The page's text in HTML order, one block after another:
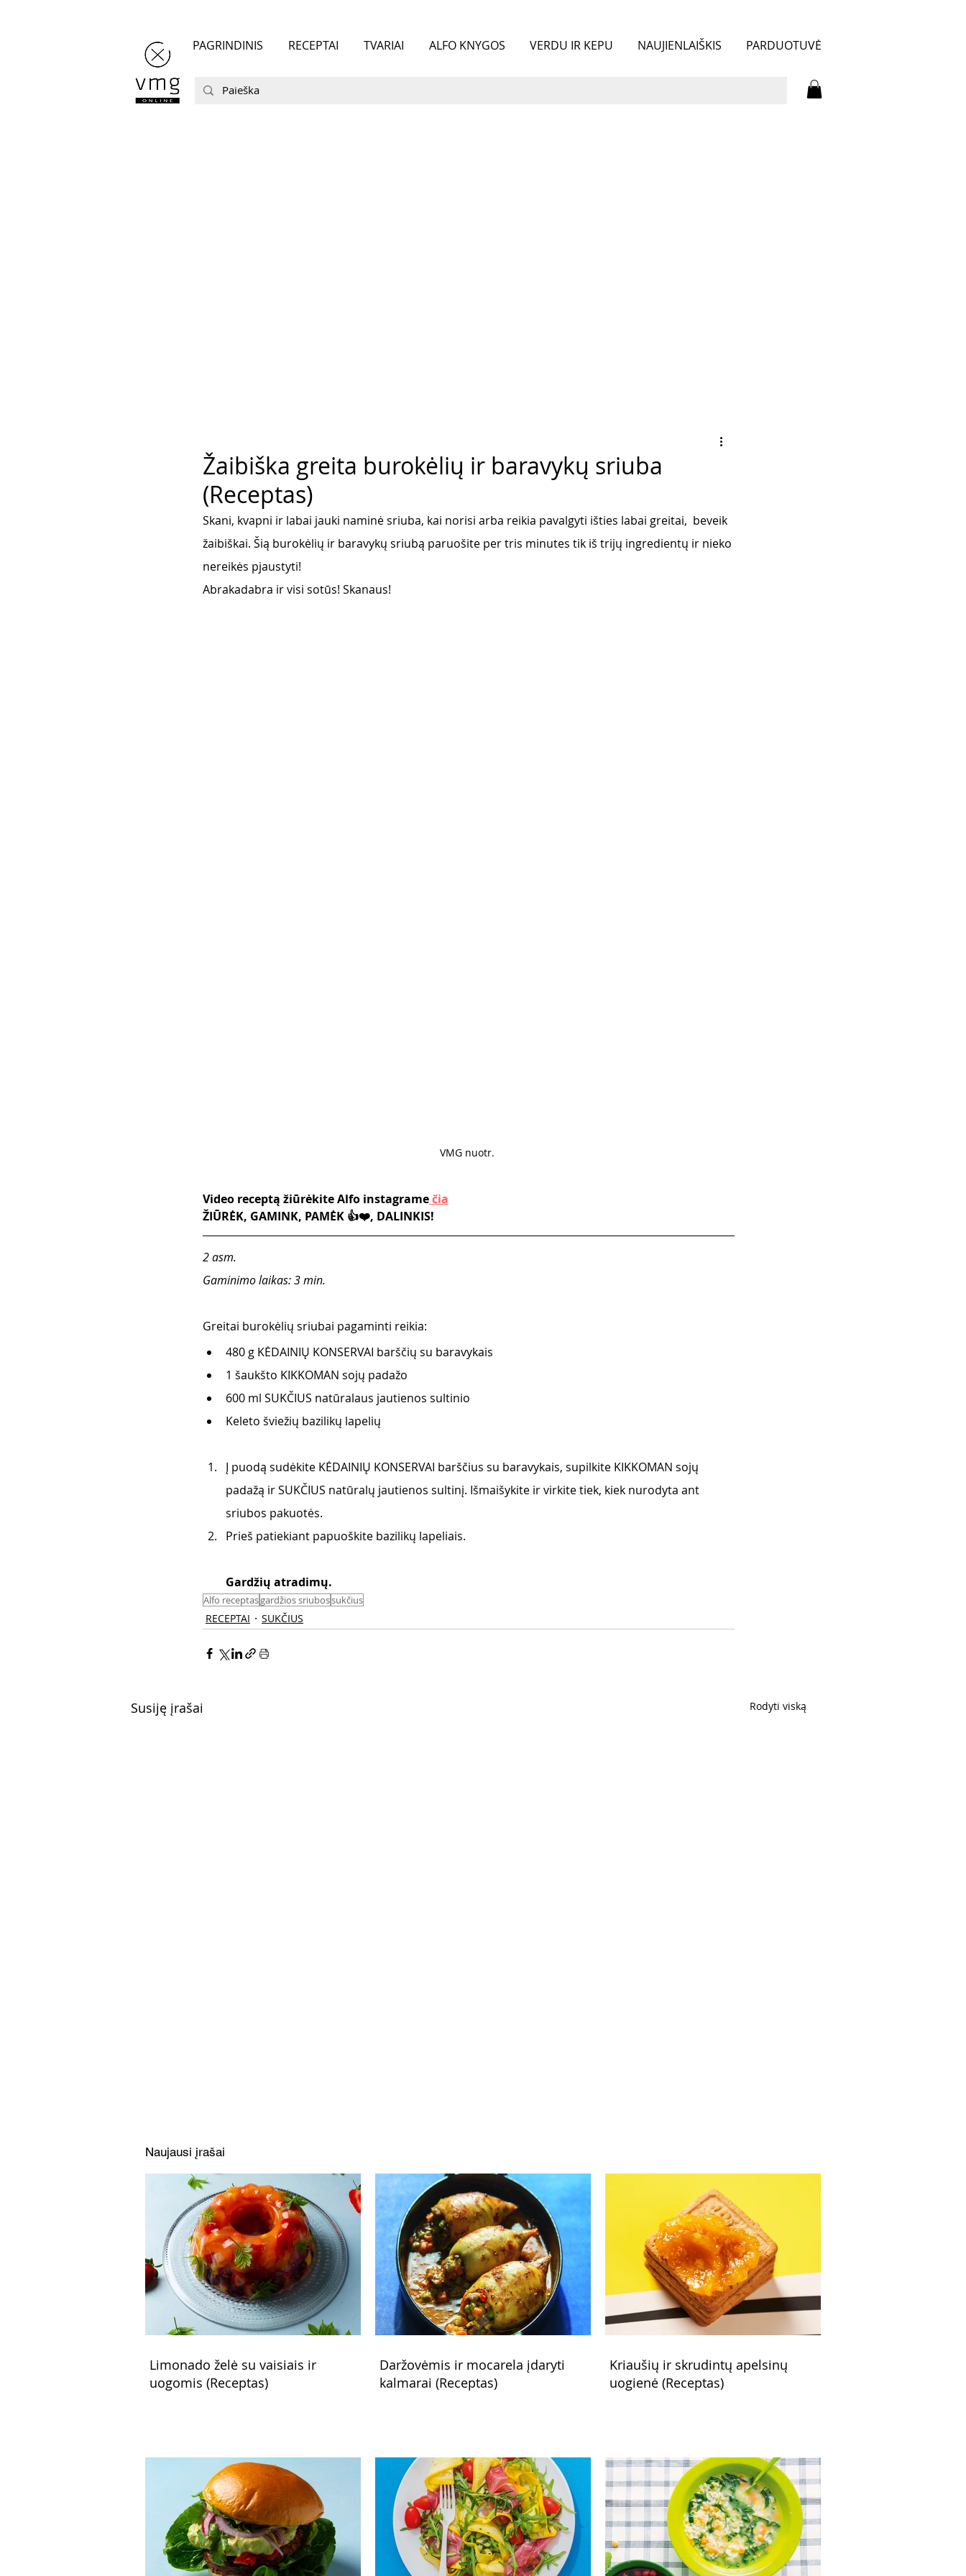
PAGRINDINIS RECEPTAI TVARIAI ALFO KNYGOS VERDU IR KEPU NAUJIENLAIŠKIS PARDUOTUVĖ
Žaibiška greita burokėlių ir baravykų sriuba
(Receptas)
Skani, kvapni ir labai jauki naminė sriuba, kai norisi arba reikia pavalgyti išties labai greitai,  beveik
žaibiškai. Šią burokėlių ir baravykų sriubą paruošite per tris minutes tik iš trijų ingredientų ir nieko
nereikės pjaustyti!
Abrakadabra ir visi sotūs! Skanaus!
VMG nuotr.
Video receptą žiūrėkite Alfo instagrame čia
ŽIŪRĖK, GAMINK, PAMĖK 👍❤️, DALINKIS!
2 asm.
Gaminimo laikas: 3 min.
Greitai burokėlių sriubai pagaminti reikia:
480 g KĖDAINIŲ KONSERVAI barščių su baravykais
1 šaukšto KIKKOMAN sojų padažo
600 ml SUKČIUS natūralaus jautienos sultinio
Keleto šviežių bazilikų lapelių
Į puodą sudėkite KĖDAINIŲ KONSERVAI barščius su baravykais, supilkite KIKKOMAN sojų
padažą ir SUKČIUS natūralų jautienos sultinį. Išmaišykite ir virkite tiek, kiek nurodyta ant
sriubos pakuotės.
Prieš patiekiant papuoškite bazilikų lapeliais.
Gardžių atradimų.
Alfo receptasgardžios sriubossukčius
RECEPTAI SUKČIUS
Susiję įrašai Rodyti viską
Naujausi įrašai
Limonado želė su vaisiais ir
uogomis (Receptas)
Daržovėmis ir mocarela įdaryti
kalmarai (Receptas)
Kriaušių ir skrudintų apelsinų
uogienė (Receptas)